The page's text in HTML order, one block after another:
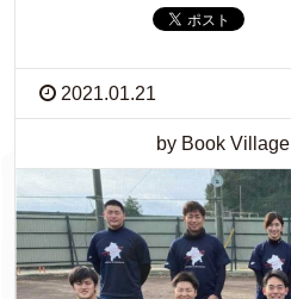
2021.01.21
by Book Village